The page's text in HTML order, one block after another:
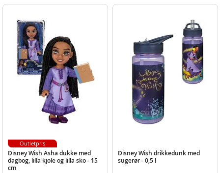
Disney Wish Asha dukke med
dagbog, lilla kjole og lilla sko - 15
cm
Outletpris
Disney Wish drikkedunk med
sugerør - 0,5 l